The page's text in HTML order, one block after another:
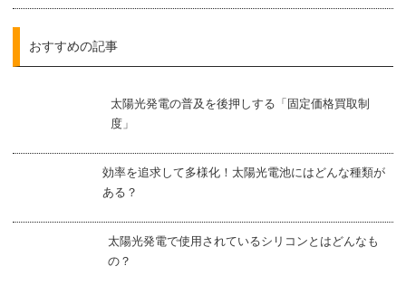
おすすめの記事
太陽光発電の普及を後押しする「固定価格買取制
度」
効率を追求して多様化！太陽光電池にはどんな種類が
ある？
太陽光発電で使用されているシリコンとはどんなも
の？